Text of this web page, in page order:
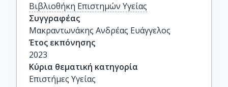
Βιβλιοθήκη Επιστημών Υγείας
Συγγραφέας
Μακραντωνάκης Aνδρέας Ευάγγελος
Έτος εκπόνησης
2023
Κύρια θεματική κατηγορία
Επιστήμες Υγείας